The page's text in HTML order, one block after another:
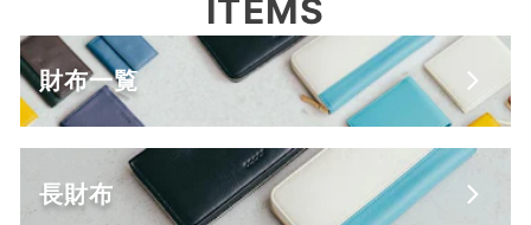
ITEMS
財布一覧
長財布